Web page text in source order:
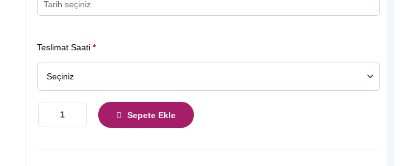
Teslimat Saati*
Sepete Ekle